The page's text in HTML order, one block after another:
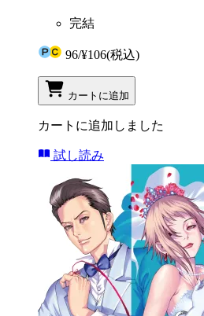
完結
96/¥106(税込)
カートに追加
カートに追加しました
試し読み